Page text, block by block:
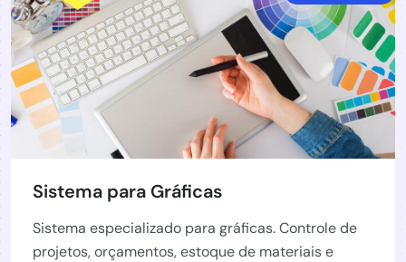
Sistema para Gráficas
Sistema especializado para gráficas. Controle de
projetos, orçamentos, estoque de materiais e